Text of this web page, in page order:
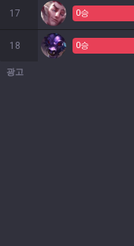
17 0승
18 0승
광고